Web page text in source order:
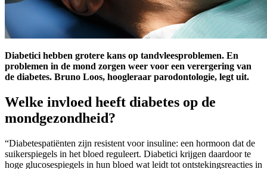
Diabetici hebben grotere kans op tandvleesproblemen. En
problemen in de mond zorgen weer voor een verergering van
de diabetes. Bruno Loos, hoogleraar parodontologie, legt uit.
Welke invloed heeft diabetes op de
mondgezondheid?
“Diabetespatiënten zijn resistent voor insuline: een hormoon dat de
suikerspiegels in het bloed reguleert. Diabetici krijgen daardoor te
hoge glucosespiegels in hun bloed wat leidt tot ontstekingsreacties in